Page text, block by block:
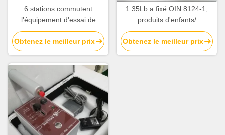
6 stations commutent
l'équipement d'essai de
jouets d'endurance
AC220V/50Hz
Obtenez le meilleur prix
1.35Lb a fixé OIN 8124-1,
produits d'enfants/
équipement de test
d'appareil de contrôle de
tranchant de force sécurité
Obtenez le meilleur prix